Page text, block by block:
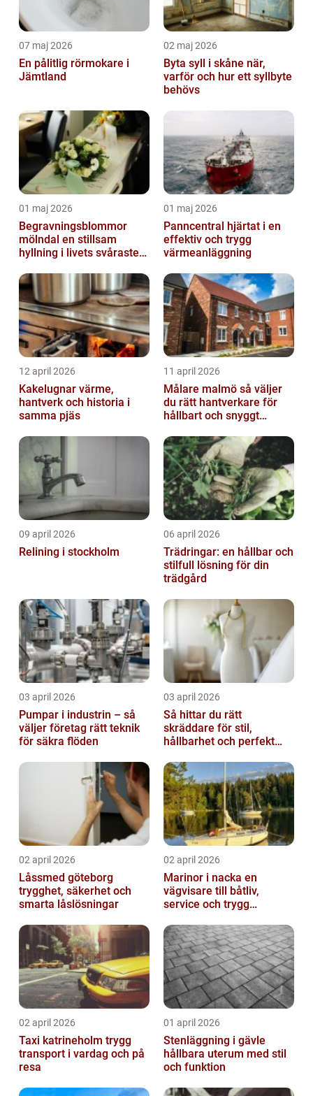
07 maj 2026
En pålitlig rörmokare i
Jämtland
02 maj 2026
Byta syll i skåne när,
varför och hur ett syllbyte
behövs
01 maj 2026
Begravningsblommor
mölndal en stillsam
hyllning i livets svåraste
01 maj 2026
Panncentral hjärtat i en
effektiv och trygg
värmeanläggning
12 april 2026
Kakelugnar värme,
hantverk och historia i
samma pjäs
11 april 2026
Målare malmö så väljer
du rätt hantverkare för
hållbart och snyggt
09 april 2026
Relining i stockholm
06 april 2026
Trädringar: en hållbar och
stilfull lösning för din
trädgård
03 april 2026
Pumpar i industrin – så
väljer företag rätt teknik
för säkra flöden
03 april 2026
Så hittar du rätt
skräddare för stil,
hållbarhet och perfekt
02 april 2026
Låssmed göteborg
trygghet, säkerhet och
smarta låslösningar
02 april 2026
Marinor i nacka en
vägvisare till båtliv,
service och trygg
02 april 2026
Taxi katrineholm trygg
transport i vardag och på
resa
01 april 2026
Stenläggning i gävle
hållbara uterum med stil
och funktion